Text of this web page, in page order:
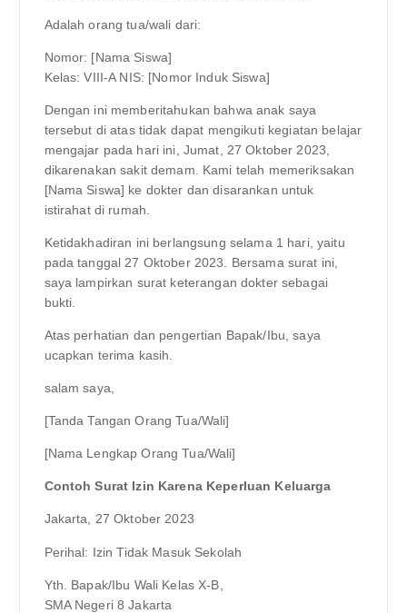
Adalah orang tua/wali dari:
Nomor: [Nama Siswa]
Kelas: VIII-A NIS: [Nomor Induk Siswa]
Dengan ini memberitahukan bahwa anak saya
tersebut di atas tidak dapat mengikuti kegiatan belajar
mengajar pada hari ini, Jumat, 27 Oktober 2023,
dikarenakan sakit demam. Kami telah memeriksakan
[Nama Siswa] ke dokter dan disarankan untuk
istirahat di rumah.
Ketidakhadiran ini berlangsung selama 1 hari, yaitu
pada tanggal 27 Oktober 2023. Bersama surat ini,
saya lampirkan surat keterangan dokter sebagai
bukti.
Atas perhatian dan pengertian Bapak/Ibu, saya
ucapkan terima kasih.
salam saya,
[Tanda Tangan Orang Tua/Wali]
[Nama Lengkap Orang Tua/Wali]
Contoh Surat Izin Karena Keperluan Keluarga
Jakarta, 27 Oktober 2023
Perihal: Izin Tidak Masuk Sekolah
Yth. Bapak/Ibu Wali Kelas X-B,
SMA Negeri 8 Jakarta